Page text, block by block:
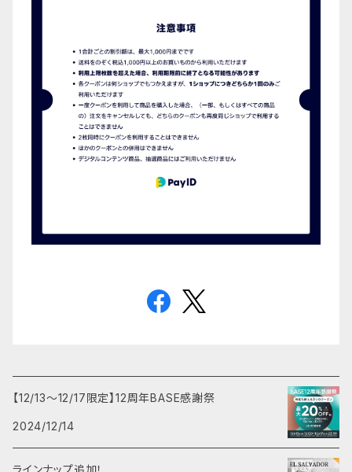
【12/13～12/17限定】12周年BASE感謝祭
2024/12/14
ラインナップ追加！